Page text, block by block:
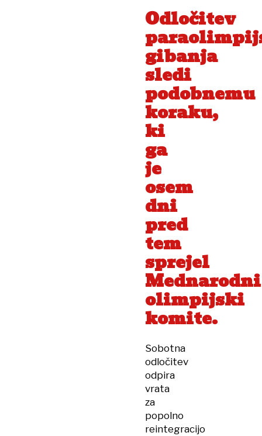
Odločitev
gibanja
sledi
podobnemu
koraku,
ki
ga
je
osem
dni
pred
tem
sprejel
Mednarodni
olimpijski
komite.
Sobotna
odločitev
odpira
vrata
za
popolno
reintegracijo